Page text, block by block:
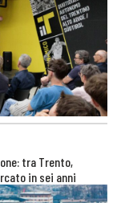
tra Trento,
in sei anni